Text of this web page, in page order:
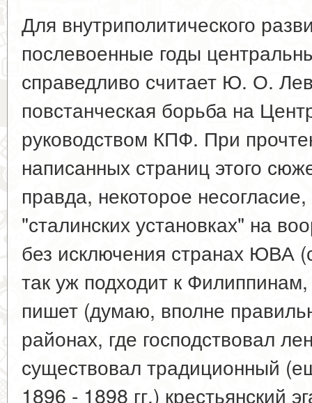
Для внутриполитического
послевоенные годы
справедливо считает Ю. О.
повстанческая борьба на
руководством КПФ. При
написанных страниц этого
правда, некоторое
"сталинских установках" на
без исключения странах ЮВА
так уж подходит к
пишет (думаю, вполне
районах, где господствовал
существовал традиционный
1896 - 1898 гг.) крестьянский